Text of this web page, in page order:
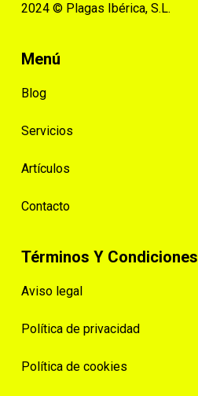
2024 © Plagas Ibérica, S.L.
Menú
Blog
Servicios
Artículos
Contacto
Términos Y Condiciones
Aviso legal
Política de privacidad
Política de cookies